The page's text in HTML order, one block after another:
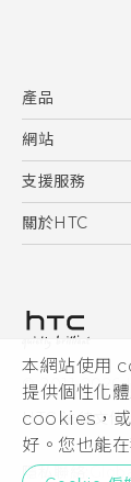
本網站使用
提供個性化
cookies，或
好。您也能
產品
5G
智能手機
區塊鍊手機
網站
HTC Dev
HTC
支援服務
服務中心
關於HTC
私隱政策
產品安全
加入HTC
Security
© 2011-2026
HTC 法律文件
隱私聯絡: